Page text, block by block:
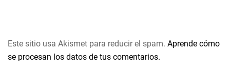
Este sitio usa Akismet para reducir el spam. Aprende cómo
se procesan los datos de tus comentarios.